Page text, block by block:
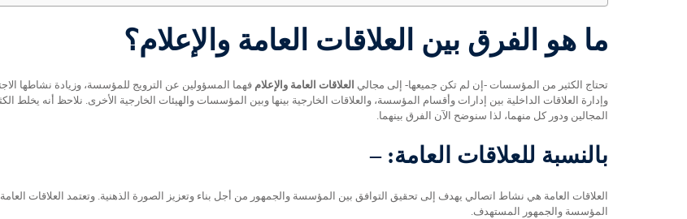
ما هو الفرق بين العلاقات العامة والإعلام؟
تحتاج الكثير من المؤسسات -إن لم تكن جميعها- إلى مجالي العلاقات العامة والإعلام فهما المسؤولين عن الترويج للمؤسسة، وزيادة نشاطها
وإدارة العلاقات الداخلية بين إدارات وأقسام المؤسسة، والعلاقات الخارجية بينها وبين المؤسسات والهيئات الخارجية الأخرى. نلاحظ أنه يخلط
المجالين ودور كل منهما، لذا سنوضح الآن الفرق بينهما.
بالنسبة للعلاقات العامة: –
العلاقات العامة هي نشاط اتصالي يهدف إلى تحقيق التوافق بين المؤسسة والجمهور من أجل بناء وتعزيز الصورة الذهنية. وتعتمد العلاقات
المؤسسة والجمهور المستهدف.